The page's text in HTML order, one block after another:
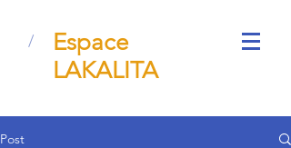
/
Espace
LAKALITA
Post